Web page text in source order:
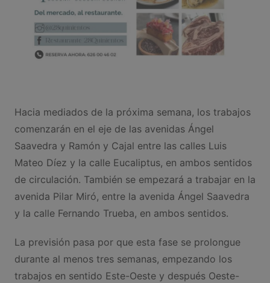
Hacia mediados de la próxima semana, los trabajos
comenzarán en el eje de las avenidas Ángel
Saavedra y Ramón y Cajal entre las calles Luis
Mateo Díez y la calle Eucaliptus, en ambos sentidos
de circulación. También se empezará a trabajar en la
avenida Pilar Miró, entre la avenida Ángel Saavedra
y la calle Fernando Trueba, en ambos sentidos.
La previsión pasa por que esta fase se prolongue
durante al menos tres semanas, empezando los
trabajos en sentido Este-Oeste y después Oeste-